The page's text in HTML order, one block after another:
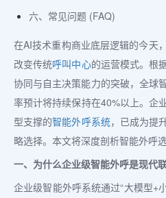
六、常见问题 (FAQ)
在AI技术重构商业底层逻辑的今天
改变传统呼叫中心的运营模式。根
协同与自主决策能力的突破，全球
率预计将持续保持在40%以上。企
型支撑的智能外呼系统，已成为提
略选择。本文将深度剖析智能外呼
一、为什么企业级智能外呼是现代
企业级智能外呼系统通过“大模型+